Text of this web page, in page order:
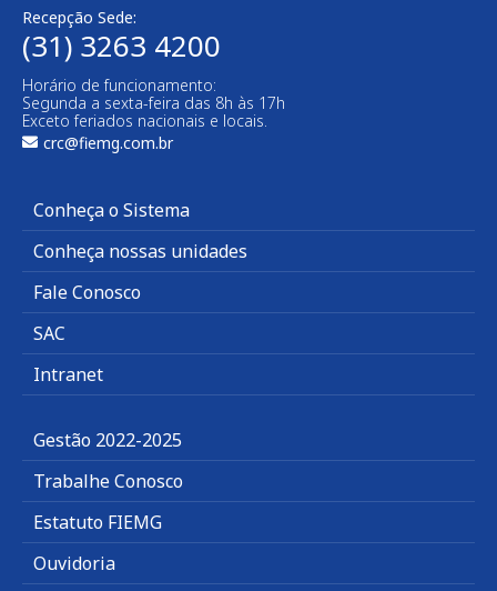
Recepção Sede:
(31) 3263 4200
Horário de funcionamento:
Segunda a sexta-feira das 8h às 17h
Exceto feriados nacionais e locais.
crc@fiemg.com.br
Conheça o Sistema
Conheça nossas unidades
Fale Conosco
SAC
Intranet
Gestão 2022-2025
Trabalhe Conosco
Estatuto FIEMG
Ouvidoria